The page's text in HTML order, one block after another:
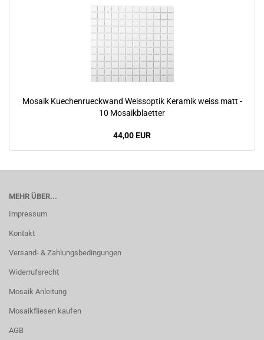
Mosaik Kuechenrueckwand Weissoptik Keramik weiss matt -
10 Mosaikblaetter
44,00 EUR
MEHR ÜBER...
Impressum
Kontakt
Versand- & Zahlungsbedingungen
Widerrufsrecht
Mosaik Anleitung
Mosaikfliesen kaufen
AGB